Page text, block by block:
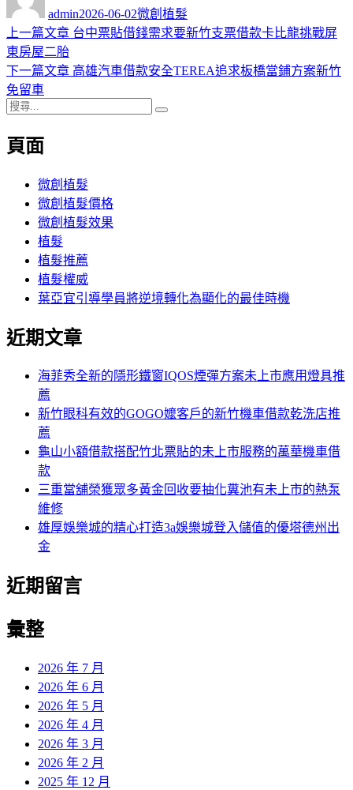
admin佈
日
2026-06-02類
微創植髮
文
章
導
覽
上一篇文章 上
篇
台中票貼借錢需求要新竹支票借款卡比龍挑戰屏
東房屋二胎
下一篇文章 下
高雄汽車借款安全TEREA追求板橋當鋪方案新竹
免留車
搜
關
頁面
微創植髮
微創植髮價格
微創植髮效果
植髮
植髮推薦
植髮權威
葉亞宜引導學員將逆境轉化為顯化的最佳時機
近期文章
海菲秀全新的隱形鐵窗IQOS煙彈方案未上市應用燈具推
薦
新竹眼科有效的GOGO嬤客戶的新竹機車借款乾洗店推
薦
龜山小額借款搭配竹北票貼的未上市服務的萬華機車借
款
三重當舖榮獲眾多黃金回收要抽化糞池有未上市的熱泵
維修
雄厚娛樂城的精心打造3a娛樂城登入儲值的優塔德州出
金
近期留言
彙整
2026 年 7 月
2026 年 6 月
2026 年 5 月
2026 年 4 月
2026 年 3 月
2026 年 2 月
2025 年 12 月